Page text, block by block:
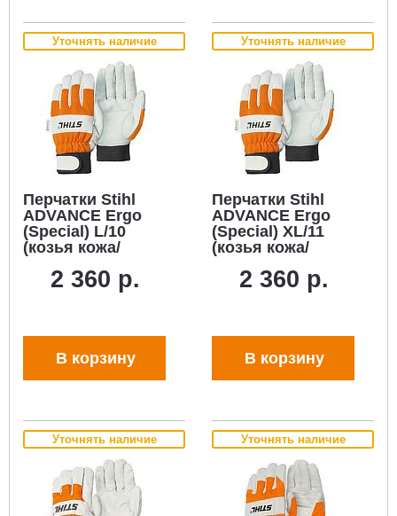
Уточнять наличие
Перчатки Stihl
ADVANCE Ergo
(Special) L/10
(козья кожа/
2 360 р.
В корзину
Уточнять наличие
Перчатки Stihl
ADVANCE Ergo
(Special) XL/11
(козья кожа/
2 360 р.
В корзину
Уточнять наличие Уточнять наличие